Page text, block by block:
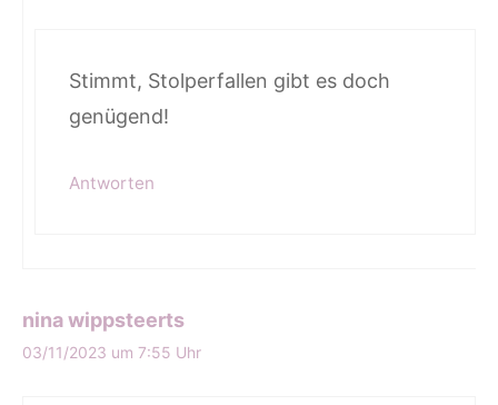
Stimmt, Stolperfallen gibt es doch
genügend!
Antworten
nina wippsteerts
03/11/2023 um 7:55 Uhr